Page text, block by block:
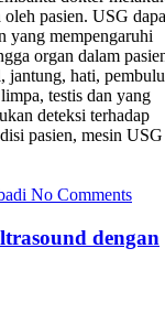
pasien. USG
yang mempengaruhi
organ dalam
jantung, hati,
testis dan yang
deteksi terhadap
pasien, mesin USG
No Comments
dengan